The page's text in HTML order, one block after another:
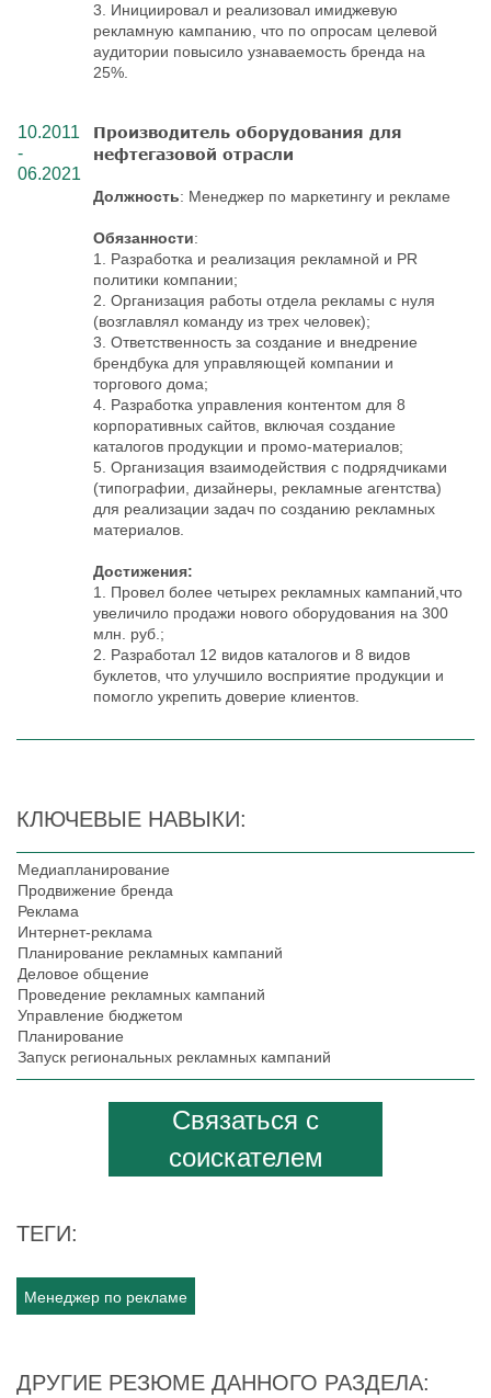
3. Инициировал и реализовал имиджевую
рекламную кампанию, что по опросам целевой
аудитории повысило узнаваемость бренда на
25%.
10.2011
-
06.2021
Производитель оборудования для
нефтегазовой отрасли
Должность: Менеджер по маркетингу и рекламе
Обязанности:
1. Разработка и реализация рекламной и PR
политики компании;
2. Организация работы отдела рекламы с нуля
(возглавлял команду из трех человек);
3. Ответственность за создание и внедрение
брендбука для управляющей компании и
торгового дома;
4. Разработка управления контентом для 8
корпоративных сайтов, включая создание
каталогов продукции и промо-материалов;
5. Организация взаимодействия с подрядчиками
(типографии, дизайнеры, рекламные агентства)
для реализации задач по созданию рекламных
материалов.
Достижения:
1. Провел более четырех рекламных кампаний,что
увеличило продажи нового оборудования на 300
млн. руб.;
2. Разработал 12 видов каталогов и 8 видов
буклетов, что улучшило восприятие продукции и
помогло укрепить доверие клиентов.
КЛЮЧЕВЫЕ НАВЫКИ:
Медиапланирование
Продвижение бренда
Реклама
Интернет-реклама
Планирование рекламных кампаний
Деловое общение
Проведение рекламных кампаний
Управление бюджетом
Планирование
Запуск региональных рекламных кампаний
Связаться с
соискателем
ТЕГИ:
Менеджер по рекламе
ДРУГИЕ РЕЗЮМЕ ДАННОГО РАЗДЕЛА: